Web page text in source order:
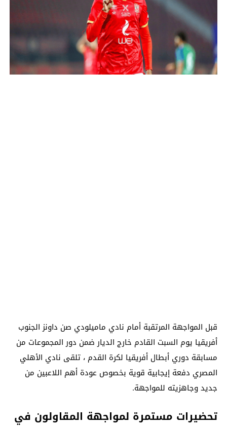
قبل المواجهة المرتقبة أمام نادي ماميلودي صن داونز الجنوب
أفريقيا يوم السبت القادم خارج الديار ضمن دور المجموعات من
مسابقة دوري أبطال أفريقيا لكرة القدم ، تلقى نادي الأهلي
المصري دفعة إيجابية قوية بخصوص عودة أهم اللاعبين من
جديد وجاهزيته للمواجهة.
تحضيرات مستمرة لمواجهة المقاولون في